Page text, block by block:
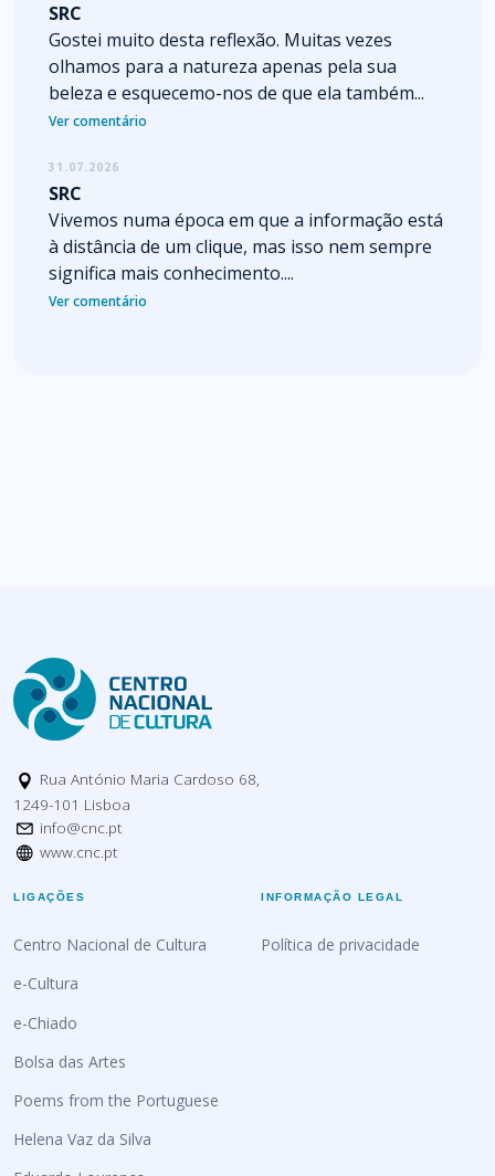
SRC
Gostei muito desta reflexão. Muitas vezes
olhamos para a natureza apenas pela sua
beleza e esquecemo-nos de que ela também...
Ver comentário
31.07.2026
SRC
Vivemos numa época em que a informação está
à distância de um clique, mas isso nem sempre
significa mais conhecimento....
Ver comentário
Rua António Maria Cardoso 68,
1249-101 Lisboa
info@cnc.pt
www.cnc.pt
LIGAÇÕES
Centro Nacional de Cultura
e-Cultura
e-Chiado
Bolsa das Artes
Poems from the Portuguese
Helena Vaz da Silva
INFORMAÇÃO LEGAL
Política de privacidade